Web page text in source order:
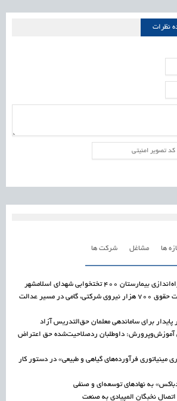
نظرات
ها مشاغل شرکت ها
۴۰۰ تختخوابی شهدای اسلامشهر
حذف واسطه‌ها در پرداخت حقوق ۷۰۰ هزار نیروی شرکتی، گامی در مسیر عدالت
پایدار برای ساماندهی معلمان حق‌التدریس آزاد
آموزش‌وپرورش: داوطلبان ردصلاحیت‌شده حق اعتراض
مینیاتوری فرآورده‌های گیاهی و طبیعی» در دستور کار
به نهادهای توسعه‌ای و صنفی
اتصال نخبگان المپیادی به صنعت